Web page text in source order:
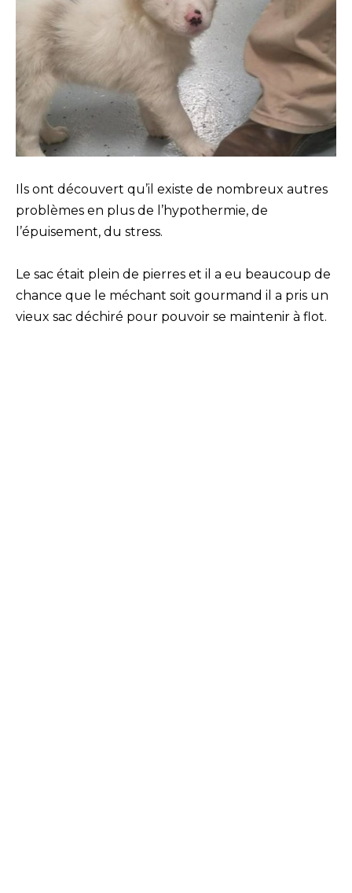
Ils ont découvert qu’il existe de nombreux autres
problèmes en plus de l’hypothermie, de
l’épuisement, du stress.
Le sac était plein de pierres et il a eu beaucoup de
chance que le méchant soit gourmand il a pris un
vieux sac déchiré pour pouvoir se maintenir à flot.